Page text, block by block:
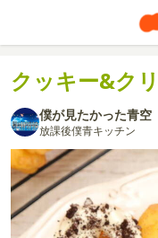
クッキー&ク
僕が見たかった青空
放課後僕青キッチン